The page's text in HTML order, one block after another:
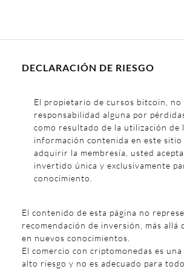
DECLARACIÓN DE RIESGO
El propietario de cursos bitcoin, no
responsabilidad alguna por
como resultado de la utilización de
información contenida en este sitio
adquirir la membresía, usted
invertido única y exclusivamente
conocimiento.
El contenido de esta página no
recomendación de inversión, más allá
en nuevos conocimientos.
El comercio con criptomonedas es
alto riesgo y no es adecuado para